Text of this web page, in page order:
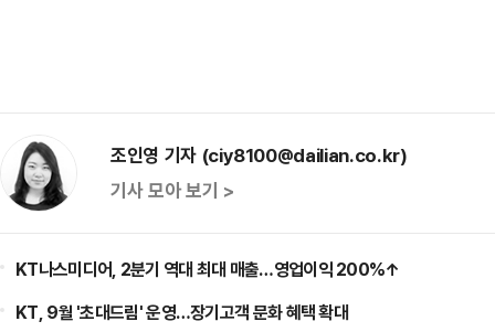
조인영 기자 (ciy8100@dailian.co.kr)
기사 모아 보기 >
KT나스미디어, 2분기 역대 최대 매출…영업이익 200%↑
KT, 9월 '초대드림' 운영…장기고객 문화 혜택 확대